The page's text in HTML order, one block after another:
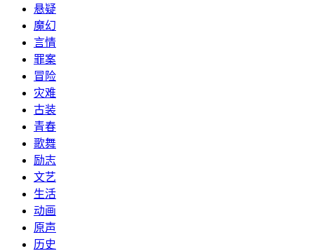
悬疑
魔幻
言情
罪案
冒险
灾难
古装
青春
歌舞
励志
文艺
生活
动画
原声
历史